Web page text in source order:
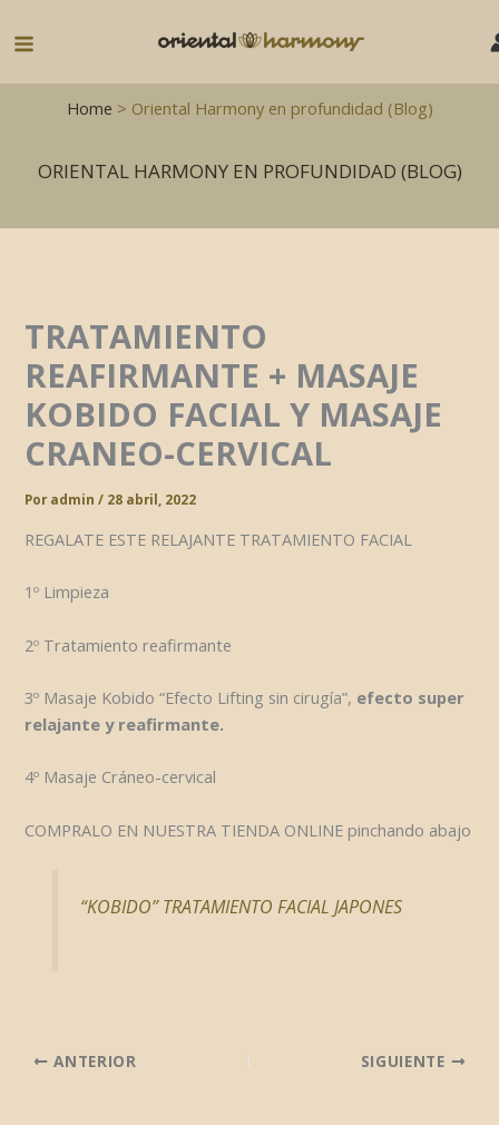
Main
MenuHome > Oriental Harmony en profundidad (Blog)
ORIENTAL HARMONY EN PROFUNDIDAD (BLOG)
TRATAMIENTO
REAFIRMANTE + MASAJE
KOBIDO FACIAL Y MASAJE
CRANEO-CERVICAL
Poradmin/ 28 abril, 2022
REGALATE ESTE RELAJANTE TRATAMIENTO FACIAL
1º Limpieza
2º Tratamiento reafirmante
3º Masaje Kobido “Efecto Lifting sin cirugía”, efecto super
relajante y reafirmante.
4º Masaje Cráneo-cervical
COMPRALO EN NUESTRA TIENDA ONLINE pinchando abajo
“KOBIDO” TRATAMIENTO FACIAL JAPONES
ANTERIOR SIGUIENTE